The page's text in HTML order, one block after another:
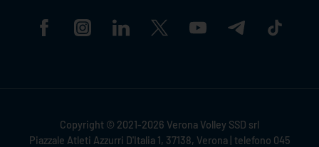
Copyright © 2021-2026 Verona Volley SSD srl
Piazzale Atleti Azzurri D'Italia 1, 37138, Verona | telefono 045